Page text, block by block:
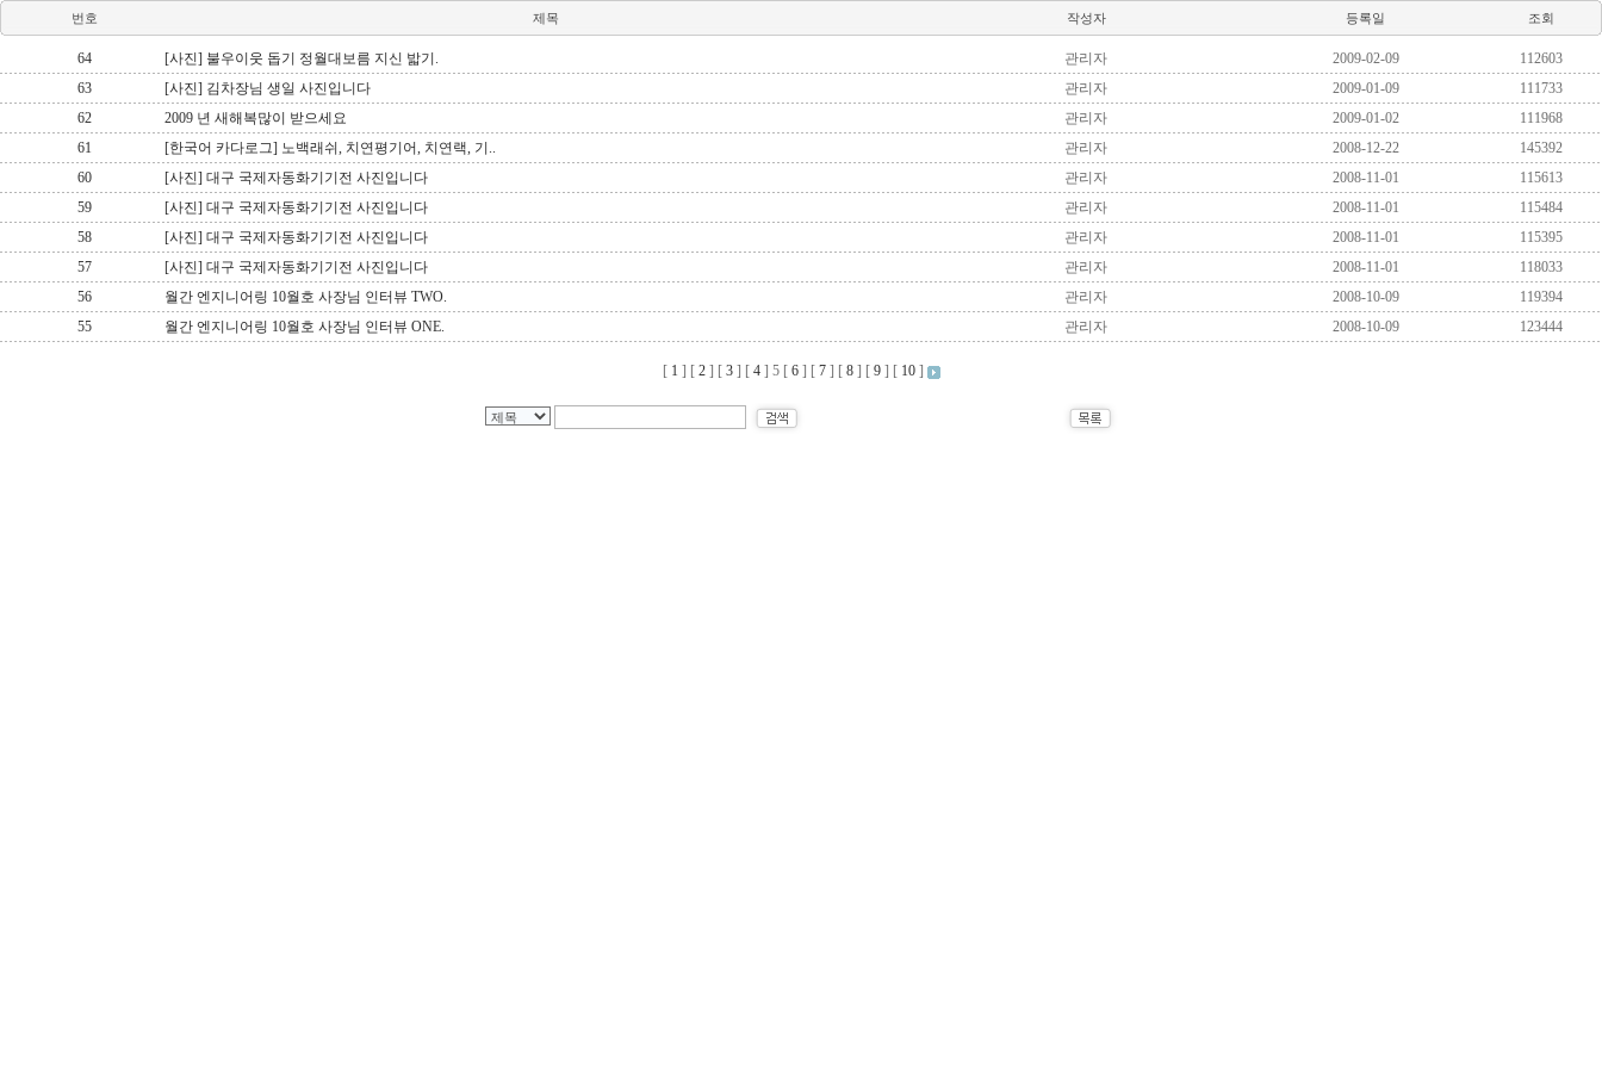
번호 제목 작성자 등록일 조회
64 [사진] 불우이웃 돕기 정월대보름 지신 밟기. 관리자 2009-02-09
112603
63
[사진] 김차장님 생일 사진입니다 관리자 2009-01-09
111733
62
2009 년 새해복많이 받으세요 관리자 2009-01-02
111968
61
[한국어 카다로그] 노백래쉬, 치연평기어, 치연랙, 기.. 관리자 2008-12-22
145392
60
[사진] 대구 국제자동화기기전 사진입니다 관리자 2008-11-01
115613
59
[사진] 대구 국제자동화기기전 사진입니다 관리자 2008-11-01
115484
58
[사진] 대구 국제자동화기기전 사진입니다 관리자 2008-11-01
115395
57
[사진] 대구 국제자동화기기전 사진입니다 관리자 2008-11-01
118033
56
월간 엔지니어링 10월호 사장님 인터뷰 TWO. 관리자 2008-10-09
119394
55
월간 엔지니어링 10월호 사장님 인터뷰 ONE. 관리자 2008-10-09 123444
[ 1 ] [ 2] [ 3] [ 4] 5[ 6] [ 7] [ 8] [ 9] [ 10]